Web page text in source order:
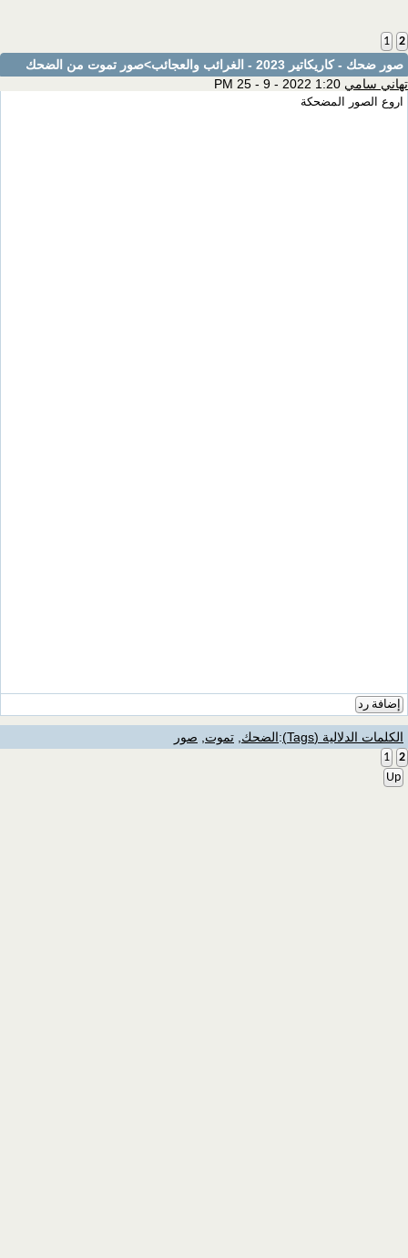
1 2
صور ضحك - كاريكاتير 2023 - الغرائب والعجائب
>صور تموت من الضحك
تهاني سامي
اروع الصور المضحكة
إضافة رد
الكلمات الدلالية (Tags) :الضحك تموت صور
1
2
Up